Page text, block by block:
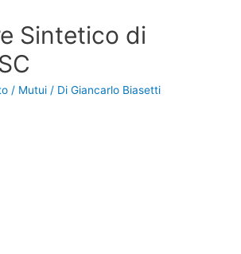
Sintetico di
/ Mutui / Di Giancarlo Biasetti